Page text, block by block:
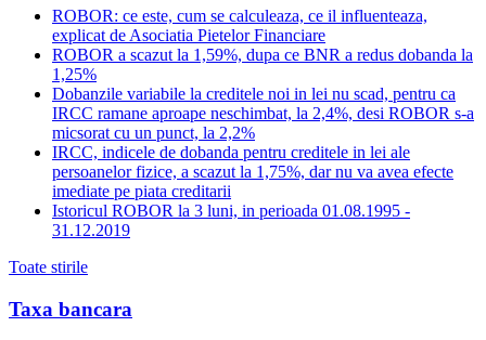
ROBOR: ce este, cum se calculeaza, ce il influenteaza,
explicat de Asociatia Pietelor Financiare
ROBOR a scazut la 1,59%, dupa ce BNR a redus dobanda la
1,25%
Dobanzile variabile la creditele noi in lei nu scad, pentru ca
IRCC ramane aproape neschimbat, la 2,4%, desi ROBOR s-a
micsorat cu un punct, la 2,2%
IRCC, indicele de dobanda pentru creditele in lei ale
persoanelor fizice, a scazut la 1,75%, dar nu va avea efecte
imediate pe piata creditarii
Istoricul ROBOR la 3 luni, in perioada 01.08.1995 -
31.12.2019
Toate stirile
Taxa bancara